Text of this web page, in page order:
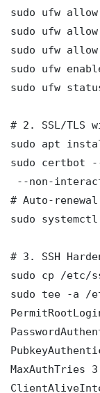
sudo ufw allow
sudo ufw allow
sudo ufw allow
sudo ufw
sudo ufw
# 2. SSL/TLS
sudo apt
sudo certbot --
--non-
# Auto-renewal
sudo
# 3. SSH
sudo cp /etc/
sudo tee -a /
MaxAuthTries 3